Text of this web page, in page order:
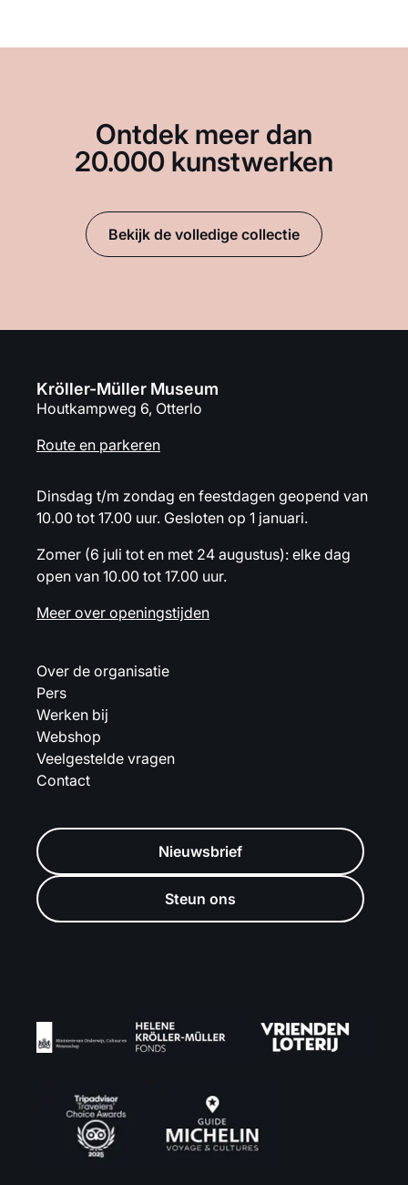
Ontdek meer dan
20.000 kunstwerken
Bekijk de volledige collectie
Kröller-Müller Museum
Houtkampweg 6, Otterlo
Route en parkeren
Dinsdag t/m zondag en feestdagen geopend van
10.00 tot 17.00 uur. Gesloten op 1 januari.
Zomer (6 juli tot en met 24 augustus): elke dag
open van 10.00 tot 17.00 uur.
Meer over openingstijden
Over de organisatie
Pers
Werken bij
Webshop
Veelgestelde vragen
Contact
Nieuwsbrief
Steun ons